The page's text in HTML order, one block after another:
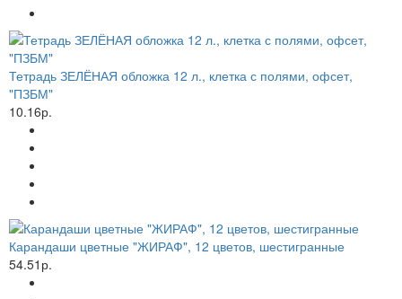
Тетрадь ЗЕЛЁНАЯ обложка 12 л., клетка с полями, офсет,
"ПЗБМ"
10.16р.
Карандаши цветные "ЖИРАФ", 12 цветов, шестигранные
54.51р.